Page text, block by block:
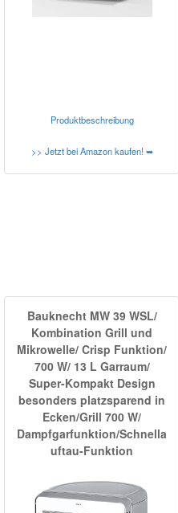
Produktbeschreibung
>> Jetzt bei Amazon kaufen! ➥
Bauknecht MW 39 WSL/
Kombination Grill und
Mikrowelle/ Crisp Funktion/
700 W/ 13 L Garraum/
Super-Kompakt Design
besonders platzsparend in
Ecken/Grill 700 W/
Dampfgarfunktion/Schnella
uftau-Funktion